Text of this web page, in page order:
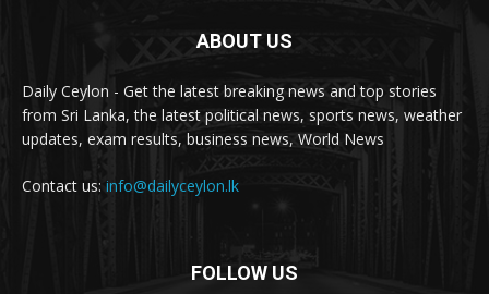
ABOUT US
Daily Ceylon - Get the latest breaking news and top stories
from Sri Lanka, the latest political news, sports news, weather
updates, exam results, business news, World News
Contact us: info@dailyceylon.lk
FOLLOW US